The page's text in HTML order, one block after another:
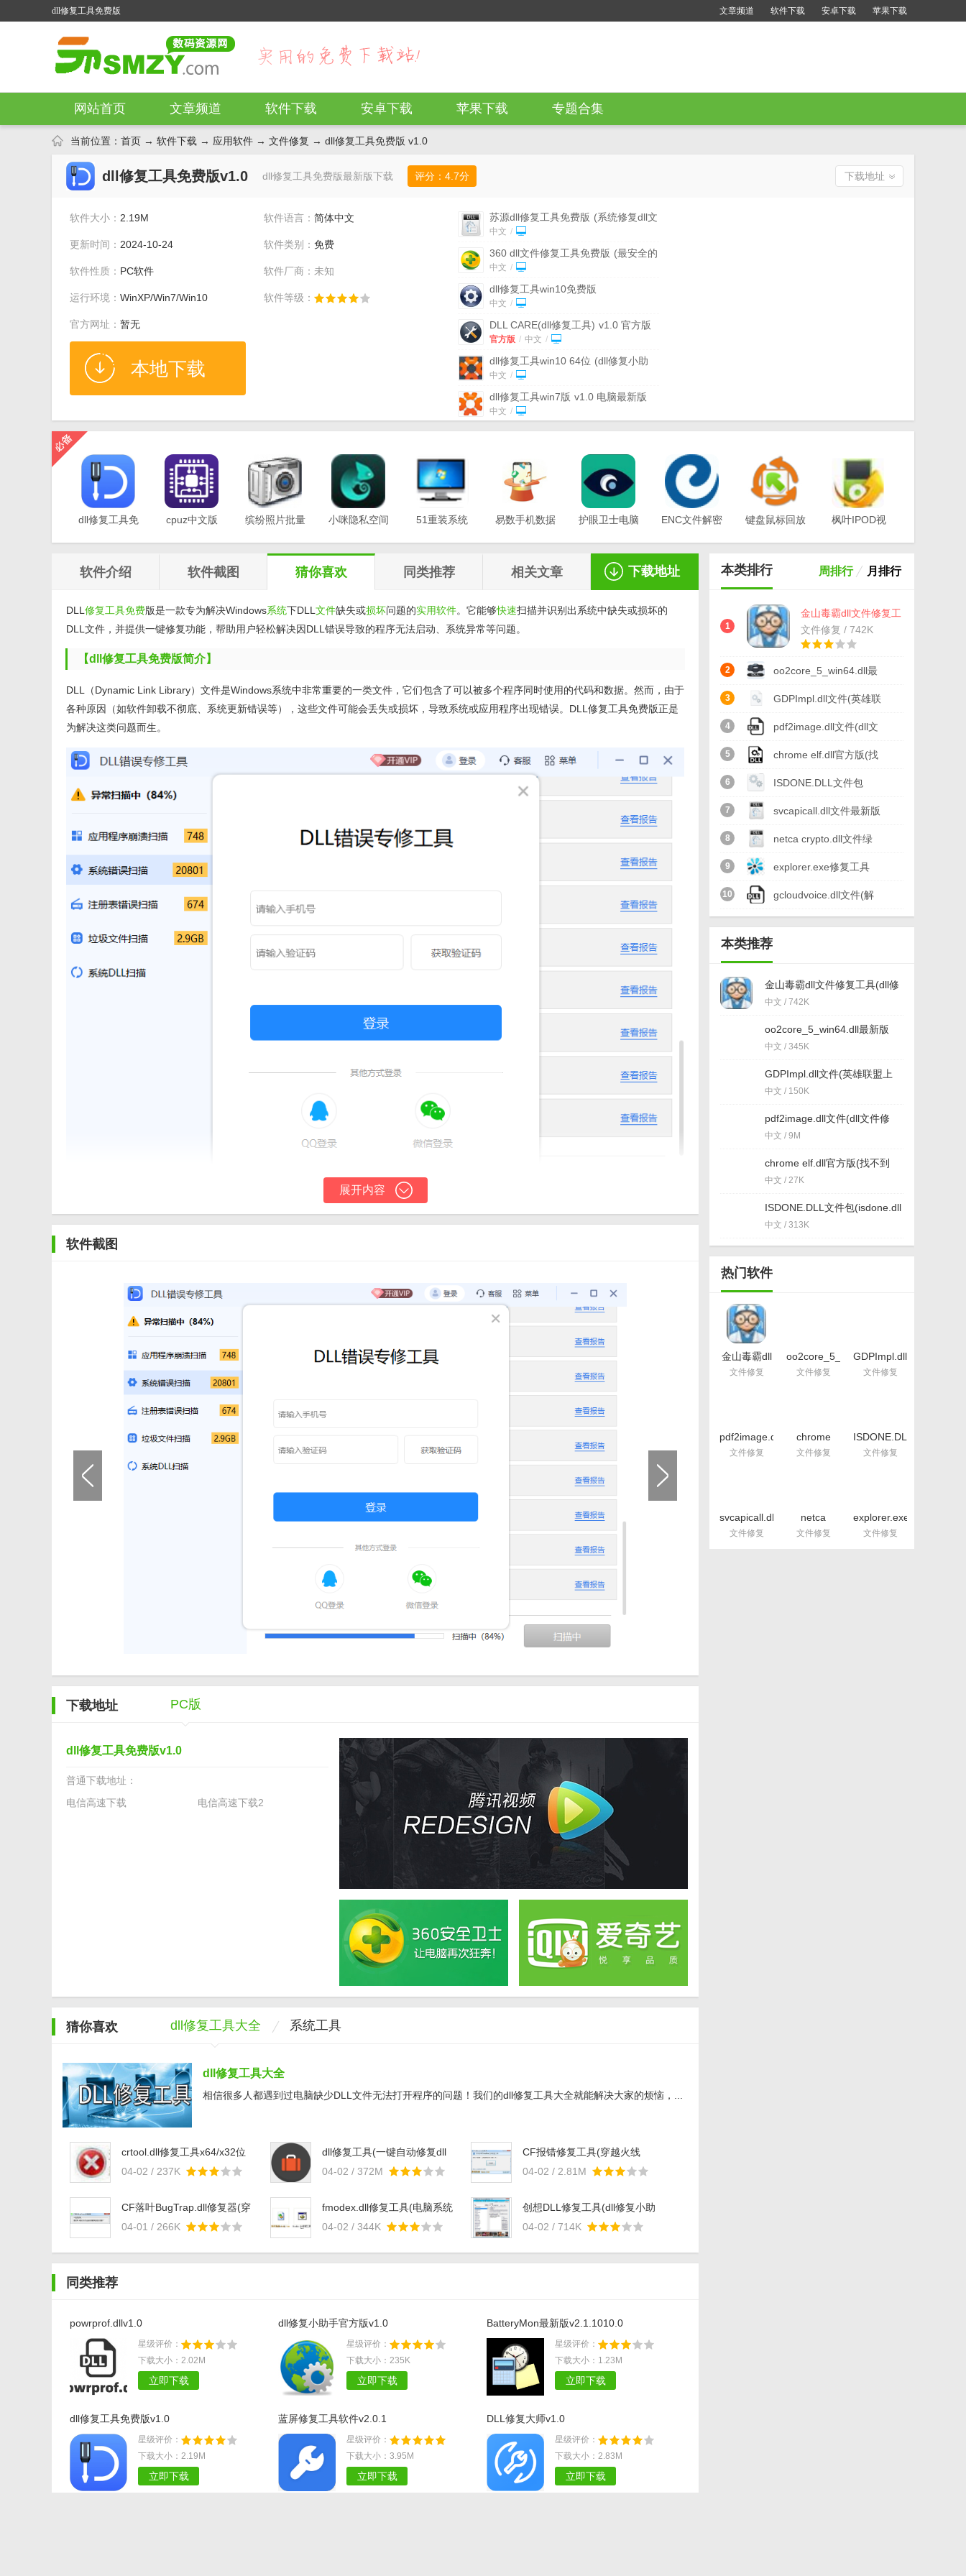
dll修复工具免费版 文章频道 软件下载 安卓下载 苹果下载
网站首页 文章频道 软件下载 安卓下载 苹果下载 专题合集
当前位置： 首页 → 软件下载 → 应用软件 → 文件修复 → dll修复工具免费版 v1.0
dll修复工具免费版v1.0 dll修复工具免费版最新版下载 评分： 4.7分 下载地址
软件大小： 2.19M 软件语言： 简体中文
更新时间： 2024-10-24 软件类别： 免费
软件性质： PC软件 软件厂商：未知
运行环境： WinXP/Win7/Win10 软件等级：
官方网址： 暂无
本地下载
苏源dll修复工具免费版 (系统修复dll文
件) v1.0 最新版
中文 /
360 dll文件修复工具免费版 (最安全的
dll修复工具) v11.40 最新版
中文 /
dll修复工具win10免费版
中文 /
DLL CARE(dll修复工具) v1.0 官方版
官方版 / 中文 /
dll修复工具win10 64位 (dll修复小助
手) v1.0 最新版
中文 /
dll修复工具win7版 v1.0 电脑最新版
中文 /
dll修复工具win7 64位 (dll丢失修复工
dll修复小助手官方版 v1.0
中文 /
dll修复工具
(一键自动修复dll软件)
v1.0 最新版
中文 /
APlayer.dll修复工具 (文件修复) 最新
dll修复工具免
cpuz中文版
缤纷照片批量
小咪隐私空间
51重装系统
易数手机数据
护眼卫士电脑
ENC文件解密
键盘鼠标回放
枫叶IPOD视
软件介绍 软件截图 猜你喜欢 同类推荐 相关文章 下载地址
DLL 修复工具免费版是一款专为解决Windows系统下DLL 文件缺失或损坏问题的实用软件。它能够快速扫描并识别出系统中缺失或损坏的
DLL文件，并提供一键修复功能，帮助用户轻松解决因DLL错误导致的程序无法启动、系统异常等问题。
【dll修复工具免费版简介】
DLL（Dynamic Link Library）文件是Windows系统中非常重要的一类文件，它们包含了可以被多个程序同时使用的代码和数据。然而，由于
各种原因（如软件卸载不彻底、系统更新错误等），这些文件可能会丢失或损坏，导致系统或应用程序出现错误。DLL修复工具免费版正是
为解决这类问题而生。
【dll修复工具免费版特色】
2. 一键修复：对于扫描到的问题DLL文件，提供一键修复功能，用户无需手动操作，即可轻松恢复。
3. 海量库支持：拥有庞大的DLL文件库，覆盖多种常见及不常见的DLL文件，确保修复的准确性。
1. 免费使用：完全免费，无需任何注册或激活，即可享受所有功能。
2. 界面友好：简洁明了的用户界面，操作简便，即使是非专业人士也能轻松上手。
3. 高效稳定：修复过程快速且稳定，不会对系统造成任何负面影响。
4. 持续更新：定期更新DLL文件库，确保能够修复最新出现的DLL问题。
1. 解决根本问题：直接修复缺失或损坏的DLL文件，从根本上解决系统或应用程序的错误。
2. 提升系统稳定性：通过修复DLL文件，减少系统崩溃和程序错误的发生，提升系统的整体稳定性。
3. 节省时间成本：相比手动查找并替换DLL文件，使用DLL修复工具免费版可以大大节省时间成本。
经过实际测试，DLL修复工具免费版在解决DLL文件缺失或损坏问题上表现出色。它不仅能够快速准确地识别出问题所在，还能提供有效的
展开内容
软件截图
下载地址 PC版
dll修复工具免费版v1.0
普通下载地址：
电信高速下载
电信高速下载2
猜你喜欢 dll修复工具大全 系统工具
dll修复工具大全
相信很多人都遇到过电脑缺少DLL文件无法打开程序的问题！我们的dll修复工具大全就能解决大家的烦恼，...
crtool.dll修复工具x64/x32位
04-02 / 237K
dll修复工具(一键自动修复dll
04-02 / 372M
CF报错修复工具(穿越火线
04-02 / 2.81M
CF落叶BugTrap.dll修复器(穿
vBeta1 免费版
04-01 / 266K
fmodex.dll修复工具(电脑系统
04-02 / 344K
创想DLL修复工具(dll修复小助
04-02 / 714K
同类推荐
powrprof.dllv1.0
星级评价：
下载大小：2.02M
立即下载
dll修复小助手官方版v1.0
星级评价：
下载大小：235K
立即下载
BatteryMon最新版v2.1.1010.0
星级评价：
下载大小：1.23M
立即下载
dll修复工具免费版v1.0
星级评价：
下载大小：2.19M
立即下载
蓝屏修复工具软件v2.0.1
星级评价：
下载大小：3.95M
立即下载
DLL修复大师v1.0
星级评价：
下载大小：2.83M
立即下载
本类排行 周排行 月排行
1
金山毒霸dll文件修复工
具(dll修复工具) 最新版
文件修复 / 742K
2 oo2core_5_win64.dll最
新版(dll文件) v1.0 绿色
版
3 GDPImpl.dll文件(英雄联
盟上不去) 免费版
4 pdf2image.dll文件(dll文
件修复) 免费版
5 chrome elf.dll官方版(找
不到chrome_elf.dll) 最
新版
6 ISDONE.DLL文件包
(isdone.dll错误解决方
法)
7 svcapicall.dll文件最新版
8 netca crypto.dll文件绿
色版
9 explorer.exe修复工具
(XP系统修复) 免费版
10 gcloudvoice.dll文件(解
本类推荐
金山毒霸dll文件修复工具(dll修
复工具) 最新版
中文 / 742K
oo2core_5_win64.dll最新版
(dll文件) v1.0 绿色版
中文 / 345K
GDPImpl.dll文件(英雄联盟上
不去) 免费版
中文 / 150K
pdf2image.dll文件(dll文件修
复) 免费版
中文 / 9M
chrome elf.dll官方版(找不到
chrome_elf.dll) 最新版
中文 / 27K
ISDONE.DLL文件包(isdone.dll
错误解决方法)
中文 / 313K
热门软件
金山毒霸dll
文件修复工
具(dll修复工
文件修复
oo2core_5_win64.dll
最新版(dll文
件) v1.0 绿
文件修复
GDPImpl.dll
文件(英雄联
盟上不去)
文件修复
pdf2image.dll
文件(dll文件
修复) 免费
文件修复
chrome
elf.dll官方版
(找不到
文件修复
ISDONE.DLL
文件包
(isdone.dll
文件修复
svcapicall.dll
文件最新版
文件修复
netca
crypto.dll文
件绿色版
文件修复
explorer.exe
修复工具
(XP系统修
文件修复